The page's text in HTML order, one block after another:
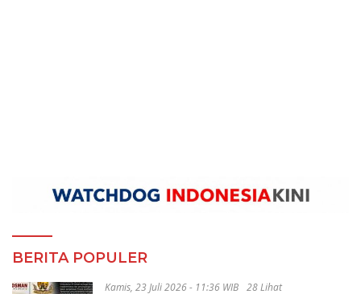
BERITA POPULER
Kamis, 23 Juli 2026 - 11:36 WIB 28 Lihat